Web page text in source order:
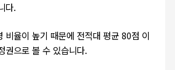
다.
비율이 높기 때문에 전적대 평균 80점 이
권으로 볼 수 있습니다.